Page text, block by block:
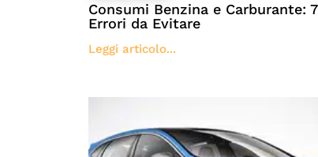
Consumi Benzina e Carburante: 7
Errori da Evitare
Leggi articolo...